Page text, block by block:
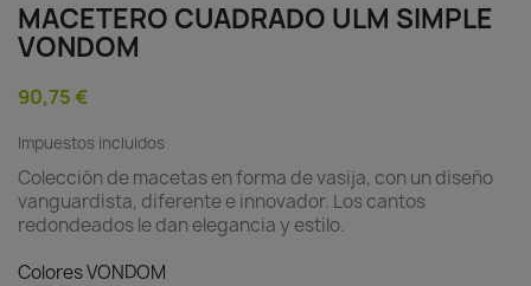
MACETERO CUADRADO ULM SIMPLE
VONDOM
90,75 €
Impuestos incluidos
Colección de macetas en forma de vasija, con un diseño
vanguardista, diferente e innovador. Los cantos
redondeados le dan elegancia y estilo.
Colores VONDOM